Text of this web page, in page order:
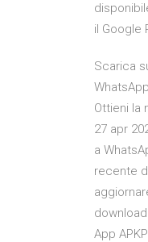
il Google
Scarica
Ottieni la
27 apr
a
recente
App